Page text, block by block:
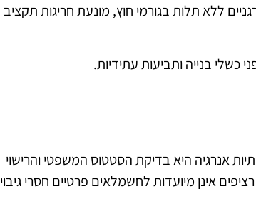
ללא תלות בגורמי חוץ, מונעת חריגות תקציב
כשלי בנייה ותביעות עתידיות.
אנרגיה היא בדיקת הסטטוס המשפטי והרישוי
אינן מיועדות לחשמלאים פרטיים חסרי גיבוי